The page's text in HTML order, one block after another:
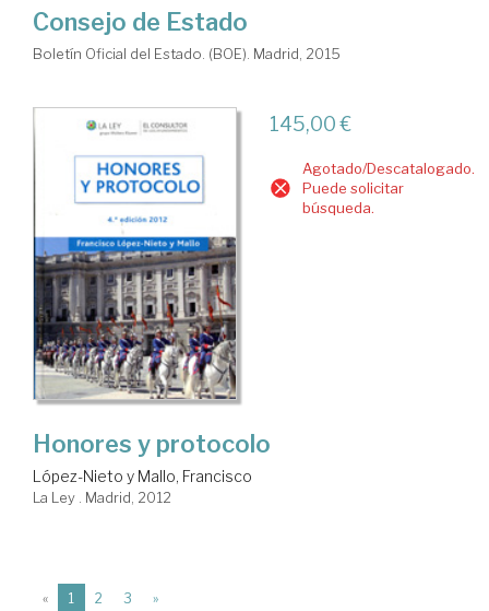
Consejo de Estado
Boletín Oficial del Estado. (BOE). Madrid, 2015
145,00 €
Agotado/Descatalogado.
Puede solicitar
búsqueda.
Honores y protocolo
López-Nieto y Mallo, Francisco
La Ley . Madrid, 2012
« 1 (current)
2 3 »